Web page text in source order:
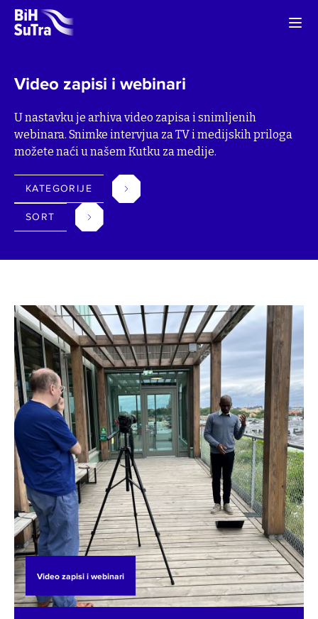
Video zapisi i webinari
U nastavku je arhiva video zapisa i snimljenih
webinara. Snimke intervjua za TV i medijskih priloga
možete naći u našem Kutku za medije.
KATEGORIJE
SORT
Video zapisi i webinari